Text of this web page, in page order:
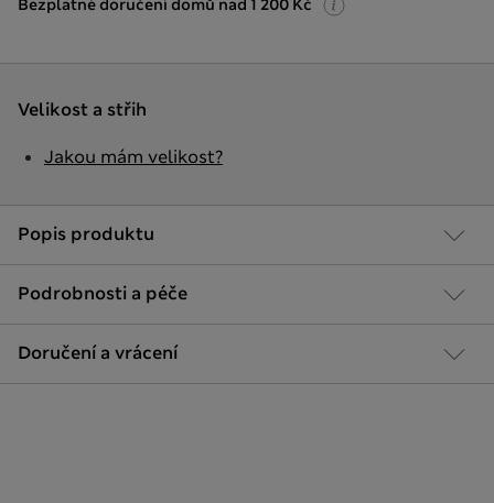
Bezplatné doručení domů nad 1 200 Kč
Popis produktu
Podrobnosti a péče
Doručení a vrácení
Velikost a střih
Jakou mám velikost?